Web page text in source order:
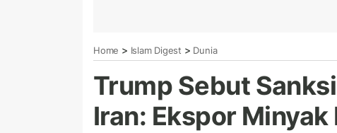
Home > Islam Digest > Dunia
Trump Sebut
Iran: Ekspor Minyak